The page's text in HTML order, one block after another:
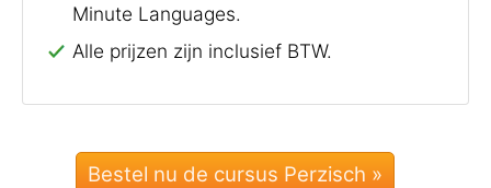
Minute Languages.
Alle prijzen zijn inclusief BTW.
Bestel nu de cursus Perzisch »